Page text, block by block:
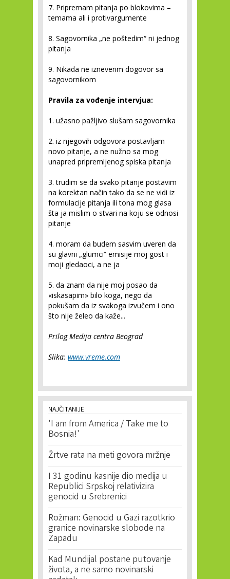
7. Pripremam pitanja po blokovima –
temama ali i protivargumente
8. Sagovornika „ne poštedim“ ni jednog
pitanja
9. Nikada ne izneverim dogovor sa
sagovornikom
Pravila za vođenje intervjua:
1. užasno pažljivo slušam sagovornika
2. iz njegovih odgovora postavljam
novo pitanje, a ne nužno sa mog
unapred pripremljenog spiska pitanja
3. trudim se da svako pitanje postavim
na korektan način tako da se ne vidi iz
formulacije pitanja ili tona mog glasa
šta ja mislim o stvari na koju se odnosi
pitanje
4. moram da budem sasvim uveren da
su glavni „glumci“ emisije moj gost i
moji gledaoci, a ne ja
5. da znam da nije moj posao da
«iskasapim» bilo koga, nego da
pokušam da iz svakoga izvučem i ono
što nije želeo da kaže...
Prilog Medija centra Beograd
Slika: www.vreme.com
NAJČITANIJE
'I am from America / Take me to
Bosnia!'
Žrtve rata na meti govora mržnje
I 31 godinu kasnije dio medija u
Republici Srpskoj relativizira
genocid u Srebrenici
Rožman: Genocid u Gazi razotkrio
granice novinarske slobode na
Zapadu
Kad Mundijal postane putovanje
života, a ne samo novinarski